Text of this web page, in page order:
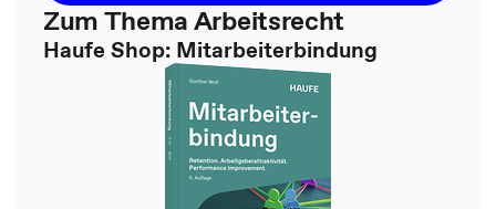
Zum Thema Arbeitsrecht
Haufe Shop: Mitarbeiterbindung